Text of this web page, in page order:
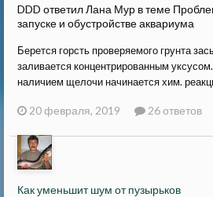
DDD ответил Лана Мур в теме
запуске и обустройстве аквариума
Берется горсть проверяемого грунта
заливается концентрированным
наличием щелочи начинается хим.
20 февраля, 2019 26 ответов
Как уменьшит шум от пузырьков